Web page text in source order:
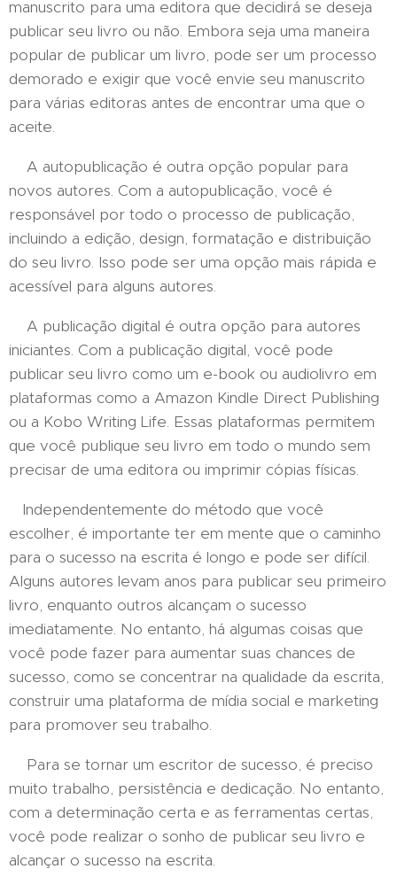
manuscrito para uma editora que decidirá se deseja
publicar seu livro ou não. Embora seja uma maneira
popular de publicar um livro, pode ser um processo
demorado e exigir que você envie seu manuscrito
para várias editoras antes de encontrar uma que o
aceite.
A autopublicação é outra opção popular para
novos autores. Com a autopublicação, você é
responsável por todo o processo de publicação,
incluindo a edição, design, formatação e distribuição
do seu livro. Isso pode ser uma opção mais rápida e
acessível para alguns autores.
A publicação digital é outra opção para autores
iniciantes. Com a publicação digital, você pode
publicar seu livro como um e-book ou audiolivro em
plataformas como a Amazon Kindle Direct Publishing
ou a Kobo Writing Life. Essas plataformas permitem
que você publique seu livro em todo o mundo sem
precisar de uma editora ou imprimir cópias físicas.
Independentemente do método que você
escolher, é importante ter em mente que o caminho
para o sucesso na escrita é longo e pode ser difícil.
Alguns autores levam anos para publicar seu primeiro
livro, enquanto outros alcançam o sucesso
imediatamente. No entanto, há algumas coisas que
você pode fazer para aumentar suas chances de
sucesso, como se concentrar na qualidade da escrita,
construir uma plataforma de mídia social e marketing
para promover seu trabalho.
Para se tornar um escritor de sucesso, é preciso
muito trabalho, persistência e dedicação. No entanto,
com a determinação certa e as ferramentas certas,
você pode realizar o sonho de publicar seu livro e
alcançar o sucesso na escrita.